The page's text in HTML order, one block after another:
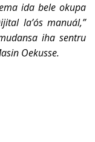
ida bele okupa
la’ós manuál,”
iha sentru
Oekusse.